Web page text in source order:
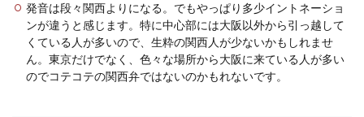
発音は段々関西よりになる。でもやっぱり多少イントネーショ
ンが違うと感じます。特に中心部には大阪以外から引っ越して
くている人が多いので、生粋の関西人が少ないかもしれませ
ん。東京だけでなく、色々な場所から大阪に来ている人が多い
のでコテコテの関西弁ではないのかもれないです。